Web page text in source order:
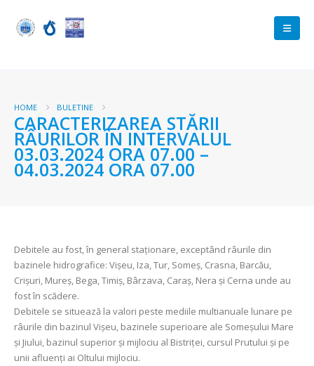
HOME BULETINE
CARACTERIZAREA STĂRII
RÂURILOR ÎN INTERVALUL
03.03.2024 ORA 07.00 –
04.03.2024 ORA 07.00
Debitele au fost, în general staționare, exceptând râurile din
bazinele hidrografice: Vișeu, Iza, Tur, Someș, Crasna, Barcău,
Crișuri, Mureș, Bega, Timiș, Bârzava, Caraș, Nera și Cerna unde au
fost în scădere.
Debitele se situează la valori peste mediile multianuale lunare pe
râurile din bazinul Vișeu, bazinele superioare ale Someșului Mare
și Jiului, bazinul superior și mijlociu al Bistriței, cursul Prutului și pe
unii afluenți ai Oltului mijlociu.